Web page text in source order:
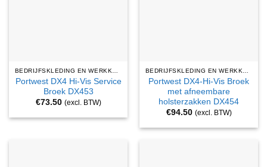
Portwest DX4 Hi-Vis Service
Broek DX453
€73.50 (excl. BTW)
Portwest DX4-Hi-Vis Broek
met afneembare
holsterzakken DX454
€94.50 (excl. BTW)